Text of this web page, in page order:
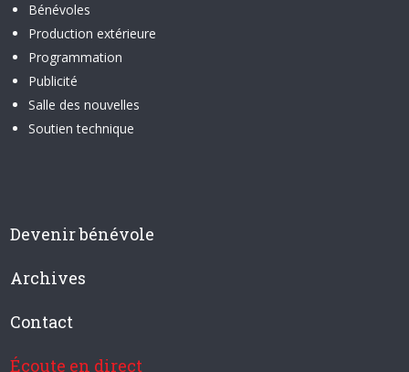
Bénévoles
Production extérieure
Programmation
Publicité
Salle des nouvelles
Soutien technique
Devenir bénévole
Archives
Contact
Écoute en direct